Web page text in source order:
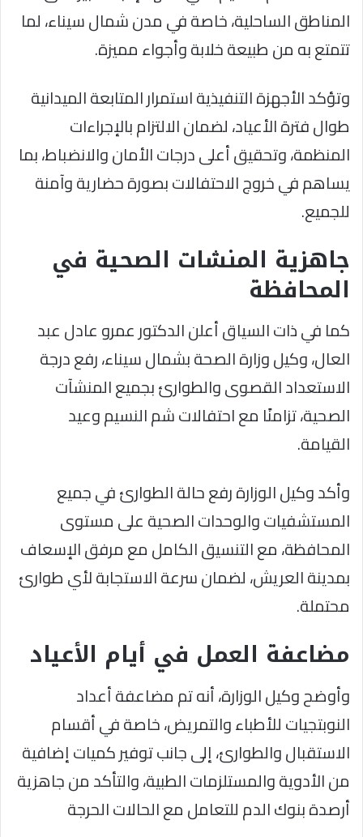
المناطق الساحلية، خاصة في مدن شمال سيناء، لما
تتمتع به من طبيعة خلابة وأجواء مميزة.
وتؤكد الأجهزة التنفيذية استمرار المتابعة الميدانية
طوال فترة الأعياد، لضمان الالتزام بالإجراءات
المنظمة، وتحقيق أعلى درجات الأمان والانضباط، بما
يساهم في خروج الاحتفالات بصورة حضارية وآمنة
للجميع.
جاهزية المنشات الصحية في
المحافظة
كما في ذات السياق أعلن الدكتور عمرو عادل عبد
العال، وكيل وزارة الصحة بشمال سيناء، رفع درجة
الاستعداد القصوى والطوارئ بجميع المنشآت
الصحية، تزامنًا مع احتفالات شم النسيم وعيد
القيامة.
وأكد وكيل الوزارة رفع حالة الطوارئ في جميع
المستشفيات والوحدات الصحية على مستوى
المحافظة، مع التنسيق الكامل مع مرفق الإسعاف
بمدينة العريش، لضمان سرعة الاستجابة لأي طوارئ
محتملة.
مضاعفة العمل في أيام الأعياد
وأوضح وكيل الوزارة، أنه تم مضاعفة أعداد
النوبتجيات للأطباء والتمريض، خاصة في أقسام
الاستقبال والطوارئ، إلى جانب توفير كميات إضافية
من الأدوية والمستلزمات الطبية، والتأكد من جاهزية
أرصدة بنوك الدم للتعامل مع الحالات الحرجة